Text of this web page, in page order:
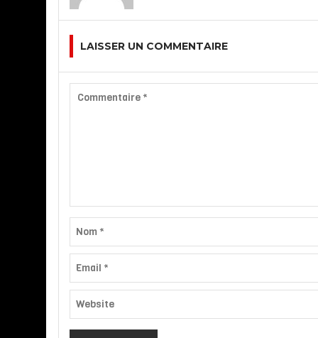
LAISSER UN COMMENTAIRE